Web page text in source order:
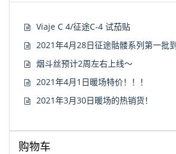
Viaje C 4/征途C-4 试茄贴
2021年4月28日征途骷髅系列第一批到
烟斗丝预计2周左右上线～
2021年4月1日暖场特价！！！
2021年3月30日暖场的热销货！
购物车